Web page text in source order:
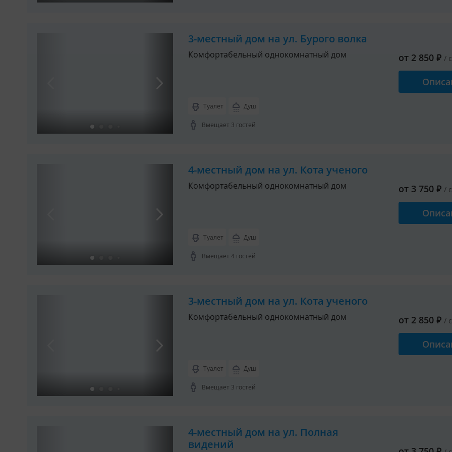
3-местный дом на ул. Бурого волка
Комфортабельный однокомнатный дом
Туалет Душ
Вмещает 3 гостей
от 2 850 ₽ /
4-местный дом на ул. Кота ученого
Комфортабельный однокомнатный дом
Туалет Душ
Вмещает 4 гостей
от 3 750 ₽ /
3-местный дом на ул. Кота ученого
Комфортабельный однокомнатный дом
Туалет Душ
Вмещает 3 гостей
от 2 850 ₽ /
4-местный дом на ул. Полная
видений
2 двуспальных кровати;
Холодильник;
Электроконвекторы 2 шт. (в холодное время года);
Постельные принадлежности (подушка, матрац, одеяло, покрывало, комплект постельного
Санитарный блок:
Санузел с теплым полом расположен в номере (унитаз, умывальник, душевая кабина).